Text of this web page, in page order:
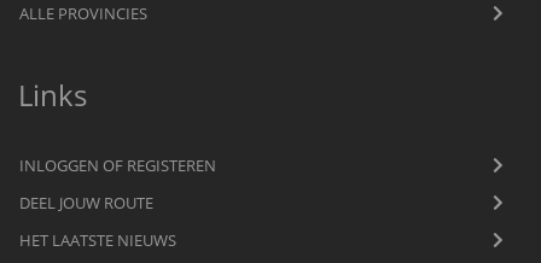
ALLE PROVINCIES
Links
INLOGGEN OF REGISTEREN
DEEL JOUW ROUTE
HET LAATSTE NIEUWS